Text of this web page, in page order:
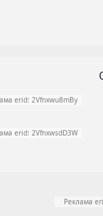
erid: 2Vfnxwu8mBy
erid: 2VfnxwsdD3W
Реклама